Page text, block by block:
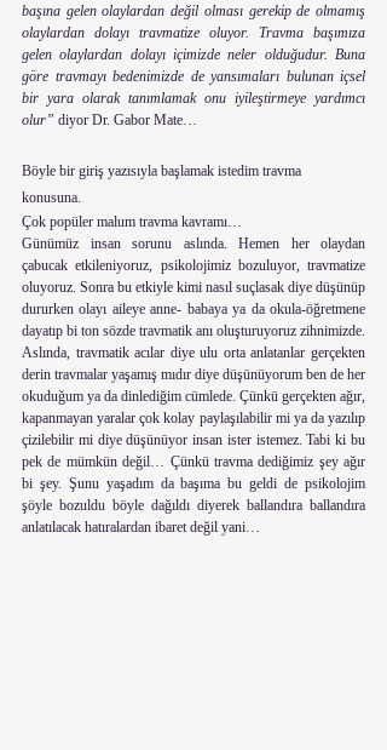
başına gelen olaylardan değil olması gerekip de olmamış
olaylardan dolayı travmatize oluyor. Travma başımıza
gelen olaylardan dolayı içimizde neler olduğudur. Buna
göre travmayı bedenimizde de yansımaları bulunan içsel
bir yara olarak tanımlamak onu iyileştirmeye yardımcı
olur” diyor Dr. Gabor Mate…
Böyle bir giriş yazısıyla başlamak istedim travma
konusuna.
Çok popüler malum travma kavramı…
Günümüz insan sorunu aslında. Hemen her olaydan
çabucak etkileniyoruz, psikolojimiz bozuluyor, travmatize
oluyoruz. Sonra bu etkiyle kimi nasıl suçlasak diye düşünüp
dururken olayı aileye anne- babaya ya da okula-öğretmene
dayatıp bi ton sözde travmatik anı oluşturuyoruz zihnimizde.
Aslında, travmatik acılar diye ulu orta anlatanlar gerçekten
derin travmalar yaşamış mıdır diye düşünüyorum ben de her
okuduğum ya da dinlediğim cümlede. Çünkü gerçekten ağır,
kapanmayan yaralar çok kolay paylaşılabilir mi ya da yazılıp
çizilebilir mi diye düşünüyor insan ister istemez. Tabi ki bu
pek de mümkün değil… Çünkü travma dediğimiz şey ağır
bi şey. Şunu yaşadım da başıma bu geldi de psikolojim
şöyle bozuldu böyle dağıldı diyerek ballandıra ballandıra
anlatılacak hatıralardan ibaret değil yani…